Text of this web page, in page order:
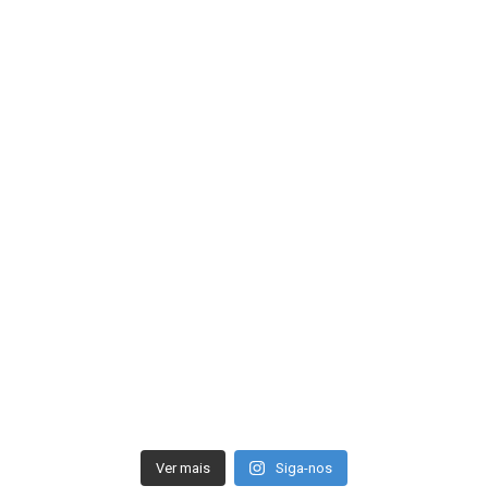
Ver mais Siga-nos